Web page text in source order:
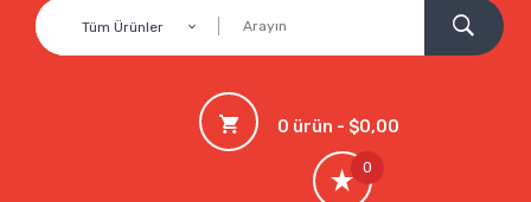
Tüm Ürünler
0 ürün - $0,00
0